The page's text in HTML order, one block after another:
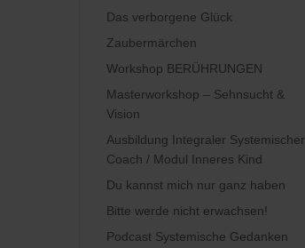
Das verborgene Glück
Zaubermärchen
Workshop BERÜHRUNGEN
Masterworkshop – Sehnsucht &
Vision
Ausbildung Integraler Systemischer
Coach / Modul Inneres Kind
Du kannst mich nur ganz haben
Bitte werde nicht erwachsen!
Podcast Systemische Gedanken